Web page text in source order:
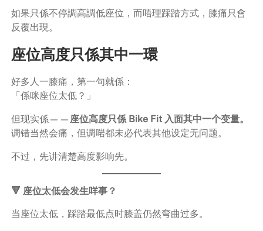
如果只係不停調高調低座位，而唔理踩踏方式，膝痛只會
反覆出現。
座位高度只係其中一環
好多人一膝痛，第一句就係：
「係咪座位太低？」
但现实係—— 座位高度只係 Bike Fit 入面其中一个变量。
调错当然会痛，但调啱都未必代表其他设定无问题。
不过，先讲清楚高度影响先。
🔻 座位太低会发生咩事？
当座位太低，踩踏最低点时膝盖仍然弯曲过多。